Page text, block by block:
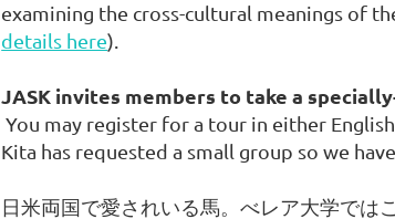
examining the cross-cultural meanings of
details here).
JASK invites members to take a
You may register for a tour in either
Kita has requested a small group so we
日米両国で愛されいる馬。べレア大学では